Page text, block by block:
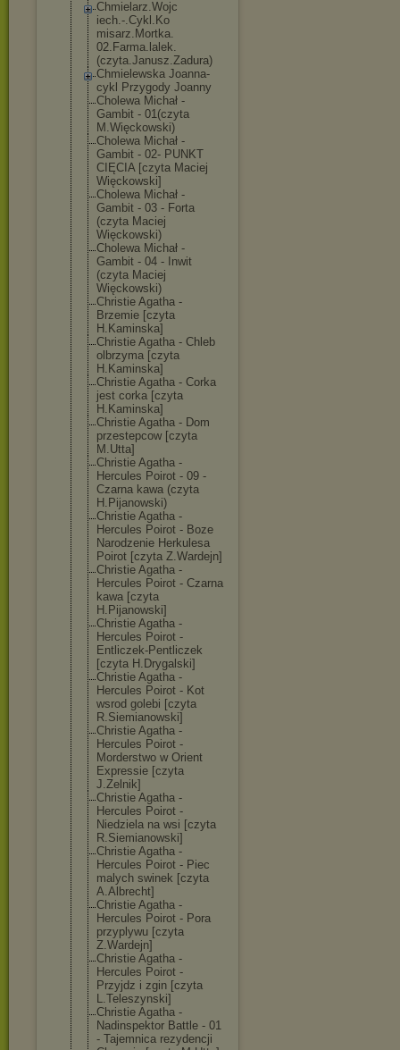
Chmielarz.Wojc
iech.-.Cykl.Ko
misarz.Mortka.
02.Farma.lalek.
(czyta.Janusz.Zadura)
Chmielewska Joanna-
cykl Przygody Joanny
Cholewa Michał -
Gambit - 01(czyta
M.Więckowski)
Cholewa Michał -
Gambit - 02- PUNKT
CIĘCIA [czyta Maciej
Więckowski]
Cholewa Michał -
Gambit - 03 - Forta
(czyta Maciej
Więckowski)
Cholewa Michał -
Gambit - 04 - Inwit
(czyta Maciej
Więckowski)
Christie Agatha -
Brzemie [czyta
H.Kaminska]
Christie Agatha - Chleb
olbrzyma [czyta
H.Kaminska]
Christie Agatha - Corka
jest corka [czyta
H.Kaminska]
Christie Agatha - Dom
przestepcow [czyta
M.Utta]
Christie Agatha -
Hercules Poirot - 09 -
Czarna kawa (czyta
H.Pijanowski)
Christie Agatha -
Hercules Poirot - Boze
Narodzenie Herkulesa
Poirot [czyta Z.Wardejn]
Christie Agatha -
Hercules Poirot - Czarna
kawa [czyta
H.Pijanowski]
Christie Agatha -
Hercules Poirot -
Entliczek-Pent liczek
[czyta H.Drygalski]
Christie Agatha -
Hercules Poirot - Kot
wsrod golebi [czyta
R.Siemianowski]
Christie Agatha -
Hercules Poirot -
Morderstwo w Orient
Expressie [czyta
J.Zelnik]
Christie Agatha -
Hercules Poirot -
Niedziela na wsi [czyta
R.Siemianowski]
Christie Agatha -
Hercules Poirot - Piec
malych swinek [czyta
A.Albrecht]
Christie Agatha -
Hercules Poirot - Pora
przyplywu [czyta
Z.Wardejn]
Christie Agatha -
Hercules Poirot -
Przyjdz i zgin [czyta
L.Teleszynski]
Christie Agatha -
Nadinspektor Battle - 01
- Tajemnica rezydencji